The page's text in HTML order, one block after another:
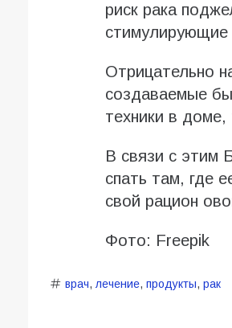
риск рака
стимулирующие
Отрицательно
создаваемые
техники в
В связи с этим
спать там, где
свой рацион
Фото: Freepik
врач, лечение, продукты, рак